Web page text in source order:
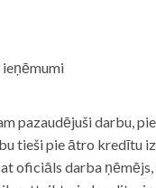
pazaudējuši darbu,
tieši pie ātro kredītu
oficiāls darba